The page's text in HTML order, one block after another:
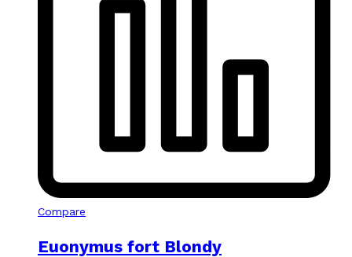
Compare
Euonymus fort Blondy